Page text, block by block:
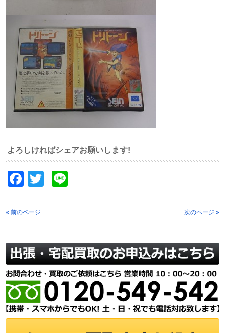
よろしければシェアお願いします!
Facebook
Twitter
« 前のページ 次のページ »